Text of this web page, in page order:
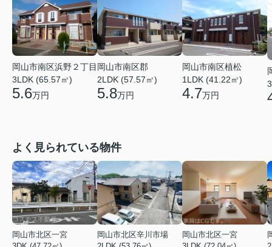
岡山市南区浜野２丁目
3LDK (65.57㎡)
5.6万円
岡山市南区郡
2LDK (57.57㎡)
5.8万円
岡山市南区植松
1LDK (41.22㎡)
4.7万円
よく見られている物件
岡山市北区一宮
岡山市北区辛川市場
岡山市北区一宮